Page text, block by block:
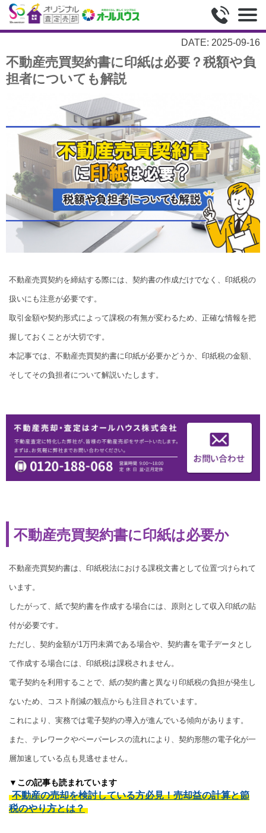
DATE: 2025-09-16
不動産売買契約書に印紙は必要？税額や負
担者についても解説
不動産売買契約を締結する際には、契約書の作成だけでなく、印紙税の
扱いにも注意が必要です。
取引金額や契約形式によって課税の有無が変わるため、正確な情報を把
握しておくことが大切です。
本記事では、不動産売買契約書に印紙が必要かどうか、印紙税の金額、
そしてその負担者について解説いたします。
不動産売買契約書に印紙は必要か
不動産売買契約書は、印紙税法における課税文書として位置づけられて
います。
したがって、紙で契約書を作成する場合には、原則として収入印紙の貼
付が必要です。
ただし、契約金額が1万円未満である場合や、契約書を電子データとし
て作成する場合には、印紙税は課税されません。
電子契約を利用することで、紙の契約書と異なり印紙税の負担が発生し
ないため、コスト削減の観点からも注目されています。
これにより、実務では電子契約の導入が進んでいる傾向があります。
また、テレワークやペーパーレスの流れにより、契約形態の電子化が一
層加速している点も見逃せません。
▼この記事も読まれています
不動産の売却を検討している方必見！売却益の計算と節
税のやり方とは？